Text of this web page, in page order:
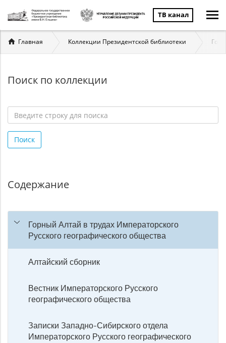
ТВ канал
Вы
здесь
Главная Коллекции Президентской библиотеки
Поиск по коллекции
строку
для
Поиск
Содержание
Горный Алтай в трудах Императорского
Русского географического общества
Алтайский сборник
Вестник Императорского Русского
географического общества
Записки Западно-Сибирского отдела
Императорского Русского географического